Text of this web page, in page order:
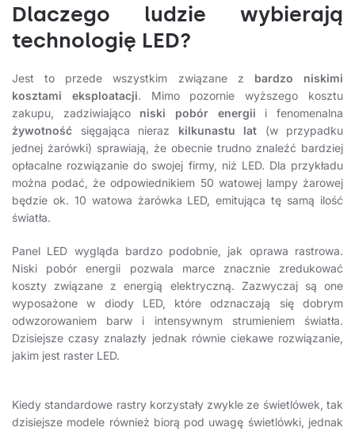
Dlaczego ludzie wybierają
technologię LED?
Jest to przede wszystkim związane z bardzo niskimi
kosztami eksploatacji. Mimo pozornie wyższego kosztu
zakupu, zadziwiająco niski pobór energii i fenomenalna
żywotność sięgająca nieraz kilkunastu lat (w przypadku
jednej żarówki) sprawiają, że obecnie trudno znaleźć bardziej
opłacalne rozwiązanie do swojej firmy, niż LED. Dla przykładu
można podać, że odpowiednikiem 50 watowej lampy żarowej
będzie ok. 10 watowa żarówka LED, emitująca tę samą ilość
światła.
Panel LED wygląda bardzo podobnie, jak oprawa rastrowa.
Niski pobór energii pozwala marce znacznie zredukować
koszty związane z energią elektryczną. Zazwyczaj są one
wyposażone w diody LED, które odznaczają się dobrym
odwzorowaniem barw i intensywnym strumieniem światła.
Dzisiejsze czasy znalazły jednak równie ciekawe rozwiązanie,
jakim jest raster LED.
Kiedy standardowe rastry korzystały zwykle ze świetlówek, tak
dzisiejsze modele również biorą pod uwagę świetlówki, jednak